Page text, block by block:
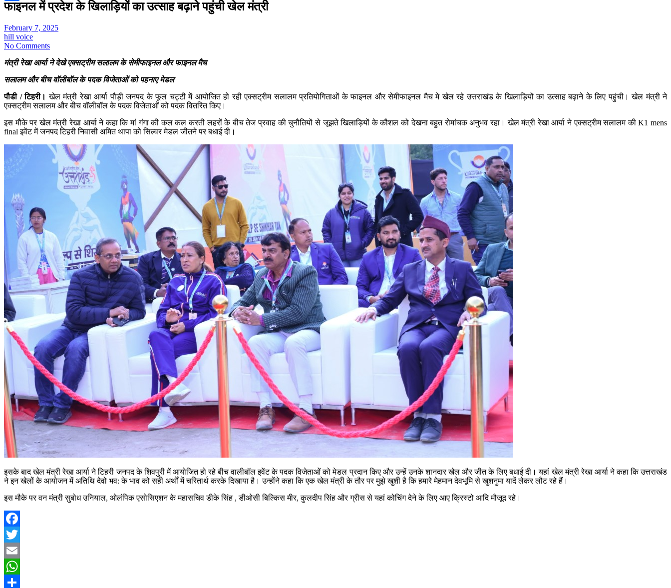
फाइनल में प्रदेश के खिलाड़ियों का उत्साह बढ़ाने पहुंची खेल मंत्री
February 7, 2025
hill voice
No Comments
मंत्री रेखा आर्या ने देखे एक्सट्रीम सलालम के सेमीफाइनल और फाइनल मैच
सलालम और बीच वॉलीबॉल के पदक विजेताओं को पहनाए मेडल
पौडी / टिहरी। खेल मंत्री रेखा आर्या पौड़ी जनपद के फूल चट्टी में आयोजित हो रही एक्सट्रीम सलालम प्रतियोगिताओं के फाइनल और सेमीफाइनल मैच मे खेल रहे उत्तराखंड के खिलाड़ियों का उत्साह बढ़ाने के लिए पहुंची। खेल मंत्री ने
एक्सट्रीम सलालम और बीच वॉलीबॉल के पदक विजेताओं को पदक वितरित किए।
इस मौके पर खेल मंत्री रेखा आर्या ने कहा कि मां गंगा की कल कल करती लहरों के बीच तेज प्रवाह की चुनौतियों से जूझते खिलाड़ियों के कौशल को देखना बहुत रोमांचक अनुभव रहा। खेल मंत्री रेखा आर्या ने एक्सट्रीम सलालम की K1 mens
final इवेंट में जनपद टिहरी निवासी अमित थापा को सिल्वर मेडल जीतने पर बधाई दी।
इसके बाद खेल मंत्री रेखा आर्या ने टिहरी जनपद के शिवपुरी में आयोजित हो रहे बीच वालीबॉल इवेंट के पदक विजेताओं को मेडल प्रदान किए और उन्हें उनके शानदार खेल और जीत के लिए बधाई दी। यहां खेल मंत्री रेखा आर्या ने कहा कि उत्तराखंड
ने इन खेलों के आयोजन में अतिथि देवो भव: के भाव को सही अर्थों में चरितार्थ करके दिखाया है। उन्होंने कहा कि एक खेल मंत्री के तौर पर मुझे खुशी है कि हमारे मेहमान देवभूमि से खुशनुमा यादें लेकर लौट रहे हैं।
इस मौके पर वन मंत्री सुबोध उनियाल, ओलंपिक एसोसिएशन के महासचिव डीके सिंह , डीओसी बिल्किस मीर, कुलदीप सिंह और ग्रीस से यहां कोचिंग देने के लिए आए क्रिस्टो आदि मौजूद रहे।
Facebook
Twitter
Email
WhatsApp
Share